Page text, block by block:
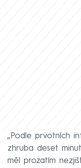
„Podle prvotních
zhruba deset
měl prozatím